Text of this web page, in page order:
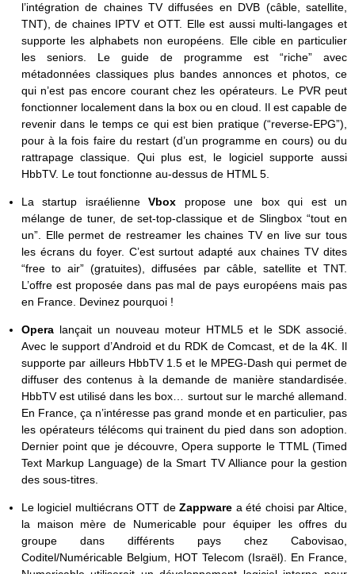
l’intégration de chaines TV diffusées en DVB (câble, satellite,
TNT), de chaines IPTV et OTT. Elle est aussi multi-langages et
supporte les alphabets non européens. Elle cible en particulier
les seniors. Le guide de programme est “riche” avec
métadonnées classiques plus bandes annonces et photos, ce
qui n’est pas encore courant chez les opérateurs. Le PVR peut
fonctionner localement dans la box ou en cloud. Il est capable de
revenir dans le temps ce qui est bien pratique (“reverse-EPG”),
pour à la fois faire du restart (d’un programme en cours) ou du
rattrapage classique. Qui plus est, le logiciel supporte aussi
HbbTV. Le tout fonctionne au-dessus de HTML 5.
La startup israélienneVbox propose une box qui est un
mélange de tuner, de set-top-classique et de Slingbox “tout en
un”. Elle permet de restreamer les chaines TV en live sur tous
les écrans du foyer. C’est surtout adapté aux chaines TV dites
“free to air” (gratuites), diffusées par câble, satellite et TNT.
L’offre est proposée dans pas mal de pays européens mais pas
en France. Devinez pourquoi !
Opera lançait un nouveau moteur HTML5 et le SDK associé.
Avec le support d’Android et du RDK de Comcast, et de la 4K. Il
supporte par ailleurs HbbTV 1.5 et le MPEG-Dash qui permet de
diffuser des contenus à la demande de manière standardisée.
HbbTV est utilisé dans les box… surtout sur le marché allemand.
En France, ça n’intéresse pas grand monde et en particulier, pas
les opérateurs télécoms qui trainent du pied dans son adoption.
Dernier point que je découvre, Opera supporte le TTML (Timed
Text Markup Language) de la Smart TV Alliance pour la gestion
des sous-titres.
Le logiciel multiécrans OTT deZappware a été choisi par Altice,
la maison mère de Numericable pour équiper les offres du
groupe dans différents pays chez Cabovisao,
Coditel/Numéricable Belgium, HOT Telecom (Israël). En France,